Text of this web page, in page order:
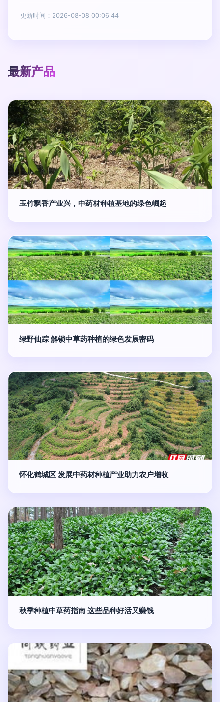
更新时间：2026-08-08 00:06:44
最新产品
玉竹飘香产业兴，中药材种植基地的绿色崛起
绿野仙踪 解锁中草药种植的绿色发展密码
怀化鹤城区 发展中药材种植产业助力农户增收
秋季种植中草药指南 这些品种好活又赚钱